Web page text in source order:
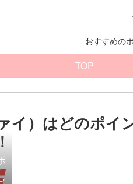
おすすめの
TOP
イ）はどのポイ